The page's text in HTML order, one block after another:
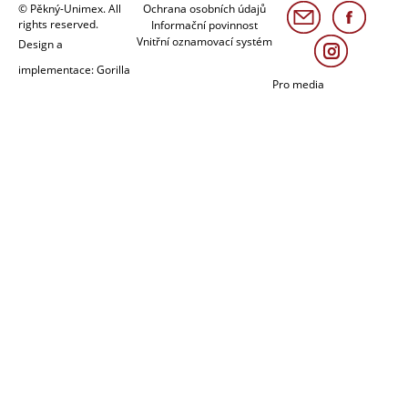
© Pěkný-Unimex. All
rights reserved.
Design a
implementace: Gorilla
Ochrana osobních údajů
Informační povinnost
Vnitřní oznamovací systém
Pro media